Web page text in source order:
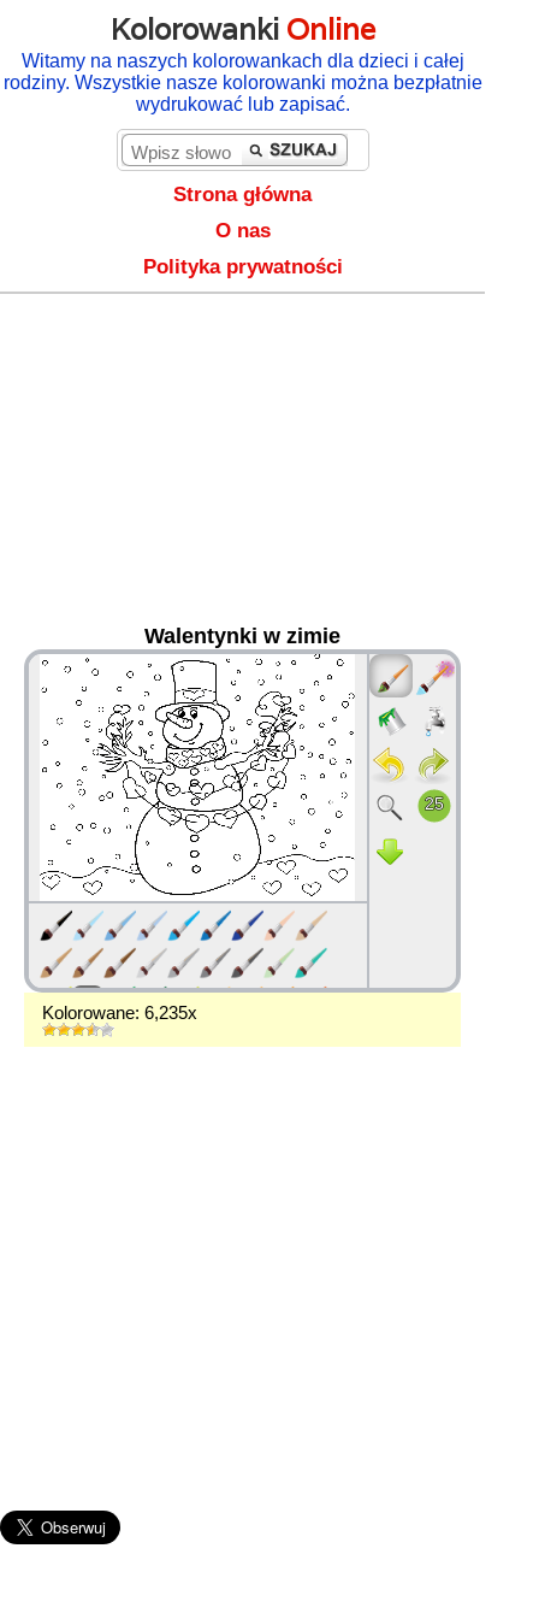
Kolorowanki Online
Witamy na naszych kolorowankach dla dzieci i całej
rodziny. Wszystkie nasze kolorowanki można bezpłatnie
wydrukować lub zapisać.
Strona główna
O nas
Polityka prywatności
Walentynki w zimie
36
Kolorowane: 6,235x